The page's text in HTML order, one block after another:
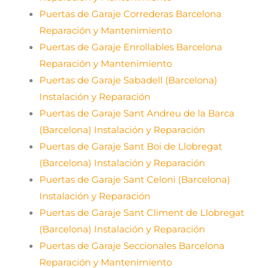
Puertas de Garaje Correderas Barcelona
Reparación y Mantenimiento
Puertas de Garaje Enrollables Barcelona
Reparación y Mantenimiento
Puertas de Garaje Sabadell (Barcelona)
Instalación y Reparación
Puertas de Garaje Sant Andreu de la Barca
(Barcelona) Instalación y Reparación
Puertas de Garaje Sant Boi de Llobregat
(Barcelona) Instalación y Reparación
Puertas de Garaje Sant Celoni (Barcelona)
Instalación y Reparación
Puertas de Garaje Sant Climent de Llobregat
(Barcelona) Instalación y Reparación
Puertas de Garaje Seccionales Barcelona
Reparación y Mantenimiento